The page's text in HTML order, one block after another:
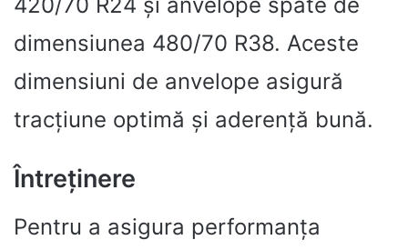
dimensiunea 480/70 R38. Aceste
dimensiuni de anvelope asigură
tracțiune optimă și aderență bună.
Întreținere
Pentru a asigura performanța